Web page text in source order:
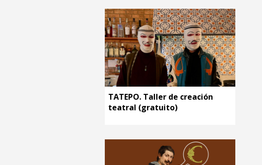
TATEPO. Taller de creación
teatral (gratuito)